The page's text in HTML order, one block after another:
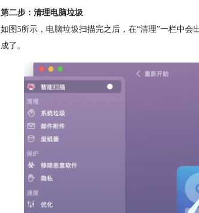
第二步：清理电脑垃圾
如图5所示， 电脑垃圾扫描完之后，在“清理”一栏中会
成了。